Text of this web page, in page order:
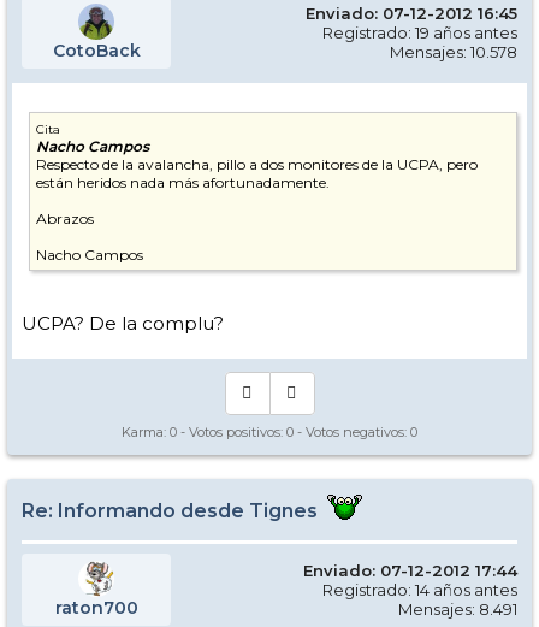
CotoBack
Enviado: 07-12-2012 16:45
Registrado: 19 años antes
Mensajes: 10.578
Cita
Nacho Campos
Respecto de la avalancha, pillo a dos monitores de la UCPA, pero
están heridos nada más afortunadamente.
Abrazos
Nacho Campos
UCPA? De la complu?
Karma: 0 - Votos positivos: 0 - Votos negativos: 0
Re: Informando desde Tignes
raton700
Enviado: 07-12-2012 17:44
Registrado: 14 años antes
Mensajes: 8.491